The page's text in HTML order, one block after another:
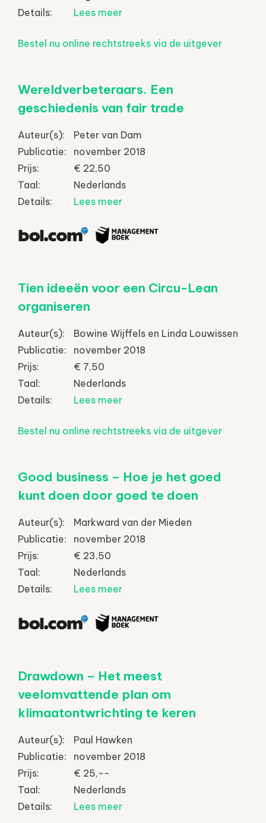
Details:
Lees meer
Bestel nu online rechtstreeks via de uitgever
Wereldverbeteraars. Een
geschiedenis van fair trade
Auteur(s):
Peter van Dam
Publicatie:
november 2018
Prijs:
€ 22,50
Taal:
Nederlands
Details:
Lees meer
Tien ideeën voor een Circu-Lean
organiseren
Auteur(s):
Bowine Wijffels en Linda Louwissen
Publicatie:
november 2018
Prijs:
€ 7,50
Taal:
Nederlands
Details:
Lees meer
Bestel nu online rechtstreeks via de uitgever
Good business – Hoe je het goed
kunt doen door goed te doen
Auteur(s):
Markward van der Mieden
Publicatie:
november 2018
Prijs:
€ 23,50
Taal:
Nederlands
Details:
Lees meer
Drawdown – Het meest
veelomvattende plan om
klimaatontwrichting te keren
Auteur(s):
Paul Hawken
Publicatie:
november 2018
Prijs:
€ 25,--
Taal:
Nederlands
Details:
Lees meer